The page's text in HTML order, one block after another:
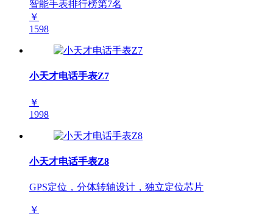
智能手表排行榜第7名
￥
1598
小天才电话手表Z7
￥
1998
小天才电话手表Z8
GPS定位，分体转轴设计，独立定位芯片
￥